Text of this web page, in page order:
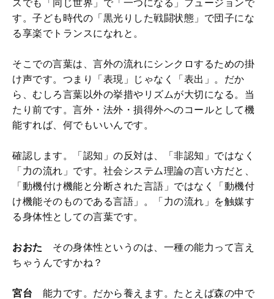
スでも「同じ世界」で「一つになる」フュージョンで
す。子ども時代の「黒光りした戦闘状態」で団子にな
る享楽でトランスになれと。
そこでの言葉は、言外の流れにシンクロするための掛
け声です。つまり「表現」じゃなく「表出」。だか
ら、むしろ言葉以外の挙措やリズムが大切になる。当
たり前です。言外・法外・損得外へのコールとして機
能すれば、何でもいいんです。
確認します。「認知」の反対は、「非認知」ではなく
「力の流れ」です。社会システム理論の言い方だと、
「動機付け機能と分断された言語」ではなく「動機付
け機能そのものである言語」。「力の流れ」を触媒す
る身体性としての言葉です。
おおた その身体性というのは、一種の能力って言え
ちゃうんですかね？
宮台 能力です。だから養えます。たとえば森の中で